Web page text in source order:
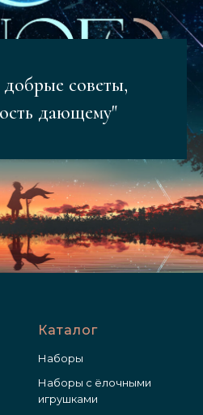
советы,
дающему"
Каталог
Наборы
Наборы с ёлочными
игрушками